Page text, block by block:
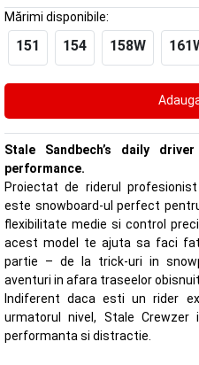
Mărimi disponibile:
151 154 158W
Stale Sandbech’s daily
performance.
Proiectat de riderul
este snowboard-ul perfect
flexibilitate medie si control
acest model te ajuta sa faci
partie – de la trick-uri in
aventuri in afara traseelor
Indiferent daca esti un rider
urmatorul nivel, Stale
performanta si distractie.